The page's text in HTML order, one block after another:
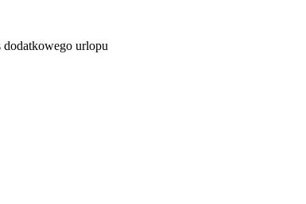
dodatkowego urlopu